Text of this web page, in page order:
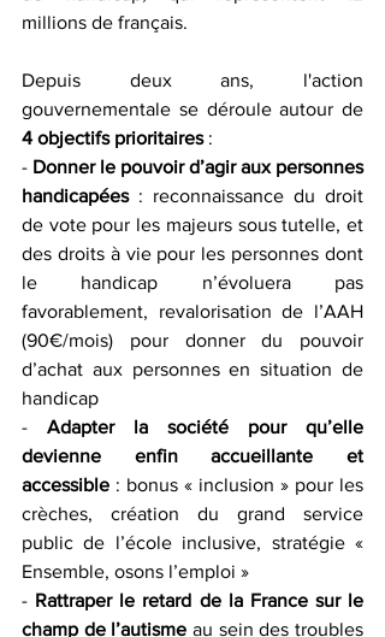
millions de français.
Depuis deux ans, l'action
4 objectifs prioritaires :
- Donner le pouvoir d’agir aux personnes
handicapées : reconnaissance du droit
de vote pour les majeurs sous tutelle, et
des droits à vie pour les personnes dont
le handicap n’évoluera pas
favorablement, revalorisation de l’AAH
(90€/mois) pour donner du pouvoir
d’achat aux personnes en situation de
handicap
- Adapter la société pour qu’elle
devienne enfin accueillante et
accessible : bonus « inclusion » pour les
crèches, création du grand service
public de l’école inclusive, stratégie «
Ensemble, osons l’emploi »
- Rattraper le retard de la France sur le
champ de l’autisme au sein des troubles